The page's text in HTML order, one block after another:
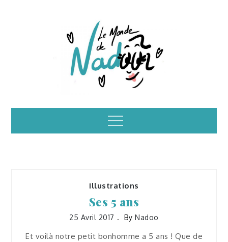
Illustrations – le
monde de Nadoo
Menu
Illustrations
Ses 5 ans
25 Avril 2017 ByNadoo
Et voilà notre petit bonhomme a 5 ans ! Que de